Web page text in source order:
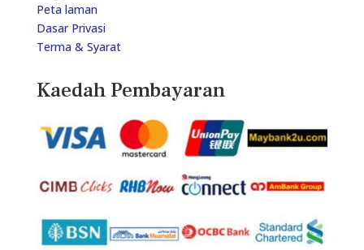
Peta laman
Dasar Privasi
Terma & Syarat
Kaedah Pembayaran